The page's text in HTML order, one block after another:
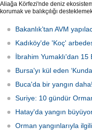
Aliağa Körfezi'nde deniz
korumak ve balıkçılığı
Bakanlık’tan AVM
Kadıköy'de 'Koç'
İbrahim Yumaklı'dan 15
Bursa'yı kül eden
Buca'da bir yangın daha!
Suriye: 10 gündür
Hatay'da yangın
Orman yangınlarıyla